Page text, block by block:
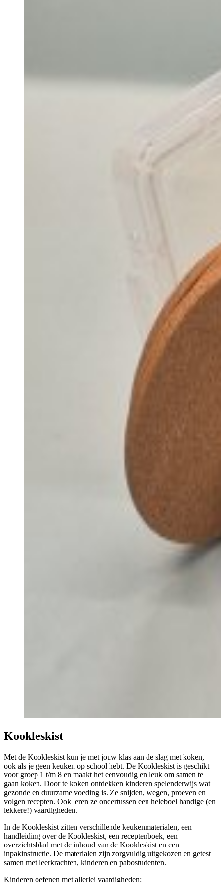
Kookleskist
Met de Kookleskist kun je met jouw klas aan de slag met koken,
ook als je geen keuken op school hebt. De Kookleskist is geschikt
voor groep 1 t/m 8 en maakt het eenvoudig en leuk om samen te
gaan koken. Door te koken ontdekken kinderen spelenderwijs wat
gezonde en duurzame voeding is. Ze snijden, wegen, proeven en
volgen recepten. Ook leren ze ondertussen een heleboel handige (en
lekkere!) vaardigheden.
In de Kookleskist zitten verschillende keukenmaterialen, een
handleiding over de Kookleskist, een receptenboek, een
overzichtsblad met de inhoud van de Kookleskist en een
inpakinstructie. De materialen zijn zorgvuldig uitgekozen en getest
samen met leerkrachten, kinderen en pabostudenten.
Kinderen oefenen met allerlei vaardigheden: